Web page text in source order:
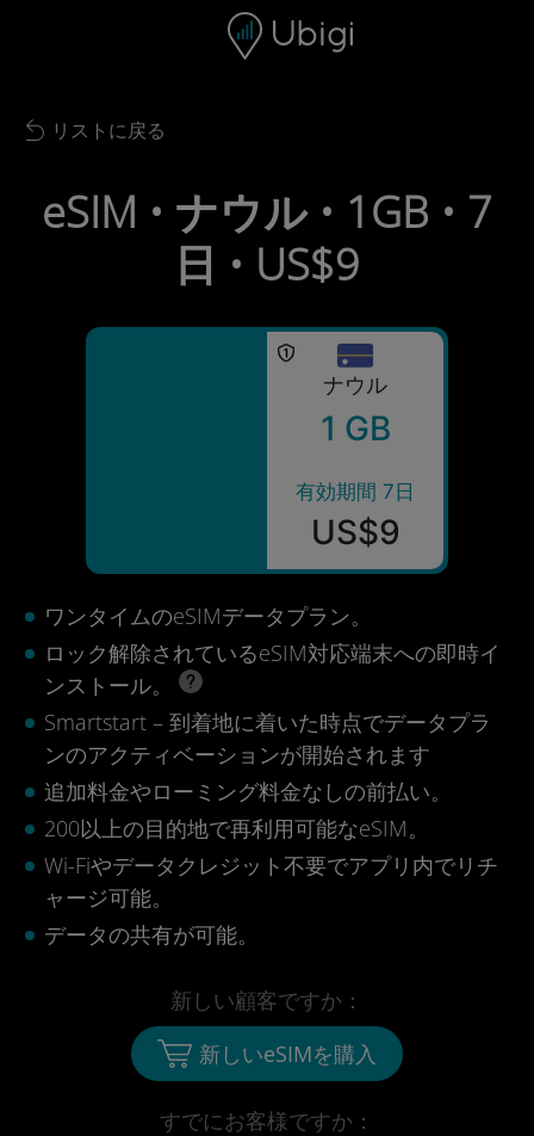
ナビゲーションバー フッター
Back to list
リストに戻る
eSIM • ナウル • 1GB • 7
日 • US$9
ナウル
1 GB
有効期間 7日
US$9
ワンタイムのeSIMデータプラン。
ロック解除されているeSIM対応端末への即時イ
ンストール。
Smartstart – 到着地に着いた時点でデータプラ
ンのアクティベーションが開始されます
追加料金やローミング料金なしの前払い。
200以上の目的地で再利用可能なeSIM。
Wi-Fiやデータクレジット不要でアプリ内でリチ
ャージ可能。
データの共有が可能。
すでにお客様ですか：
新しい顧客ですか：
新しいeSIMを購入